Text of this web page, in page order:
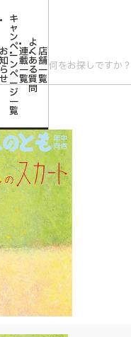
お
知
ら
せ
キ
ャ
ン
ペ
ー
ン
ペ
ー
ジ
一
覧
連
載
一
覧
よ
く
あ
る
質
問
店
舗
一
覧
ちゃんのスカート(こどものとも年中